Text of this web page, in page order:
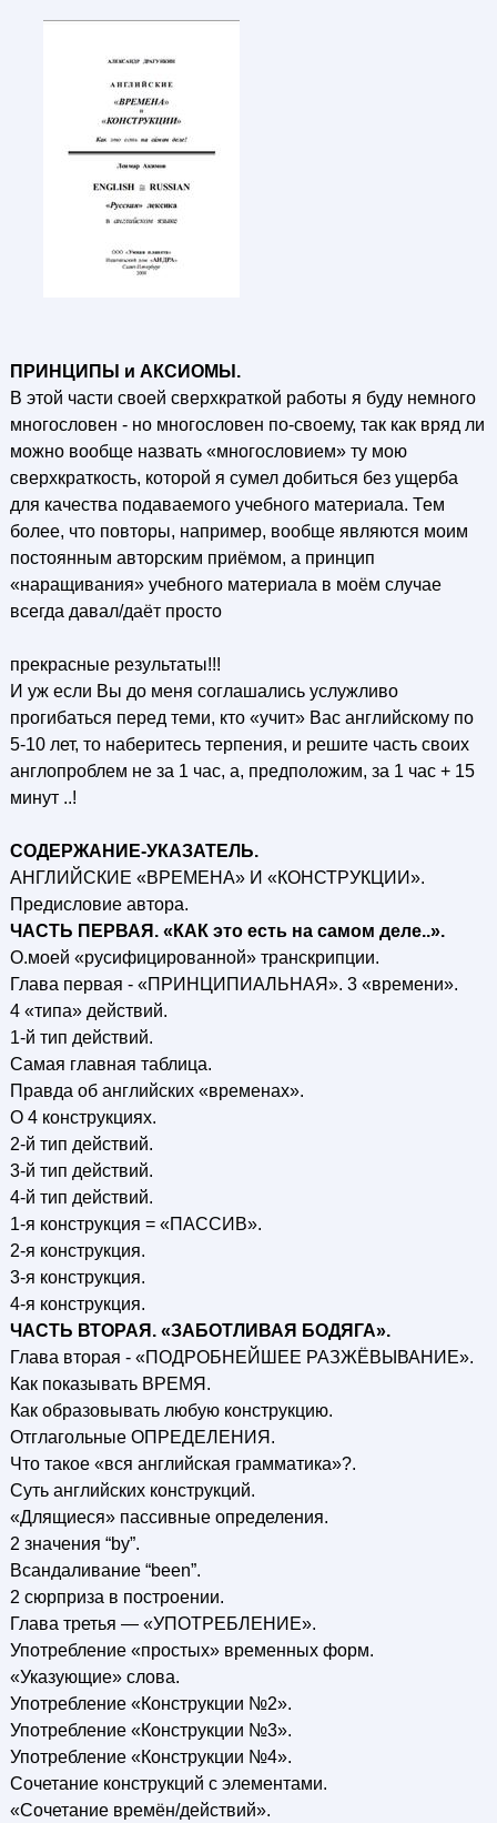
ПРИНЦИПЫ и АКСИОМЫ.
В этой части своей сверхкраткой работы я буду немного
многословен - но многословен по-своему, так как вряд ли
можно вообще назвать «многословием» ту мою
сверхкраткость, которой я сумел добиться без ущерба
для качества подаваемого учебного материала. Тем
более, что повторы, например, вообще являются моим
постоянным авторским приёмом, а принцип
«наращивания» учебного материала в моём случае
всегда давал/даёт просто
прекрасные результаты!!!
И уж если Вы до меня соглашались услужливо
прогибаться перед теми, кто «учит» Вас английскому по
5-10 лет, то наберитесь терпения, и решите часть своих
англопроблем не за 1 час, а, предположим, за 1 час + 15
минут ..!
СОДЕРЖАНИЕ-УКАЗАТЕЛЬ.
АНГЛИЙСКИЕ «ВРЕМЕНА» И «КОНСТРУКЦИИ».
Предисловие автора.
ЧАСТЬ ПЕРВАЯ. «КАК это есть на самом деле..».
О.моей «русифицированной» транскрипции.
Глава первая - «ПРИНЦИПИАЛЬНАЯ». 3 «времени».
4 «типа» действий.
1-й тип действий.
Самая главная таблица.
Правда об английских «временах».
О 4 конструкциях.
2-й тип действий.
3-й тип действий.
4-й тип действий.
1-я конструкция = «ПАССИВ».
2-я конструкция.
3-я конструкция.
4-я конструкция.
ЧАСТЬ ВТОРАЯ. «ЗАБОТЛИВАЯ БОДЯГА».
Глава вторая - «ПОДРОБНЕЙШЕЕ РАЗЖЁВЫВАНИЕ».
Как показывать ВРЕМЯ.
Как образовывать любую конструкцию.
Отглагольные ОПРЕДЕЛЕНИЯ.
Что такое «вся английская грамматика»?.
Суть английских конструкций.
«Длящиеся» пассивные определения.
2 значения “by”.
Всандаливание “been”.
2 сюрприза в построении.
Глава третья — «УПОТРЕБЛЕНИЕ».
Употребление «простых» временных форм.
«Указующие» слова.
Употребление «Конструкции №2».
Употребление «Конструкции №3».
Употребление «Конструкции №4».
Сочетание конструкций с элементами.
«Сочетание времён/действий».